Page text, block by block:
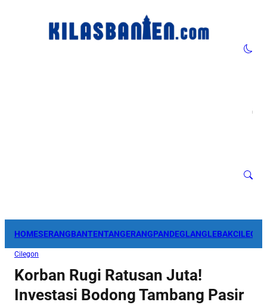
HOMESERANGBANTENTANGERANGPANDEGLANGLEBAK
Cilegon
Korban Rugi Ratusan Juta!
Investasi Bodong Tambang Pasir